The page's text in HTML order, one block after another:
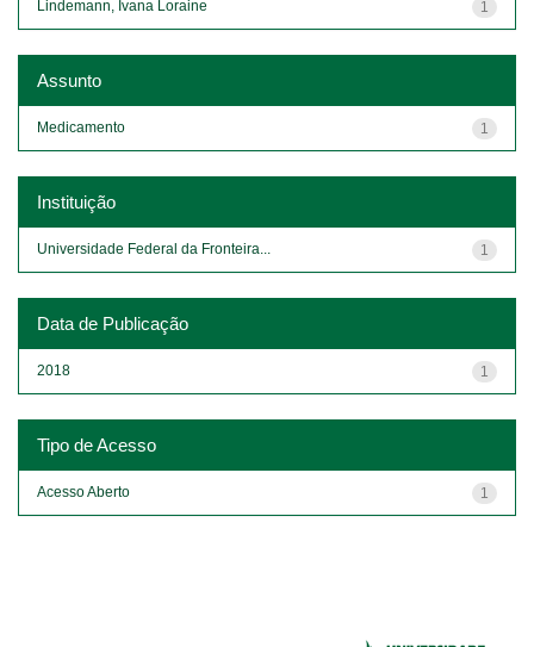
1
Lindemann, Ivana Loraine
Assunto
1
Medicamento
Instituição
1
Universidade Federal da Fronteira...
Data de Publicação
1
2018
Tipo de Acesso
1
Acesso Aberto